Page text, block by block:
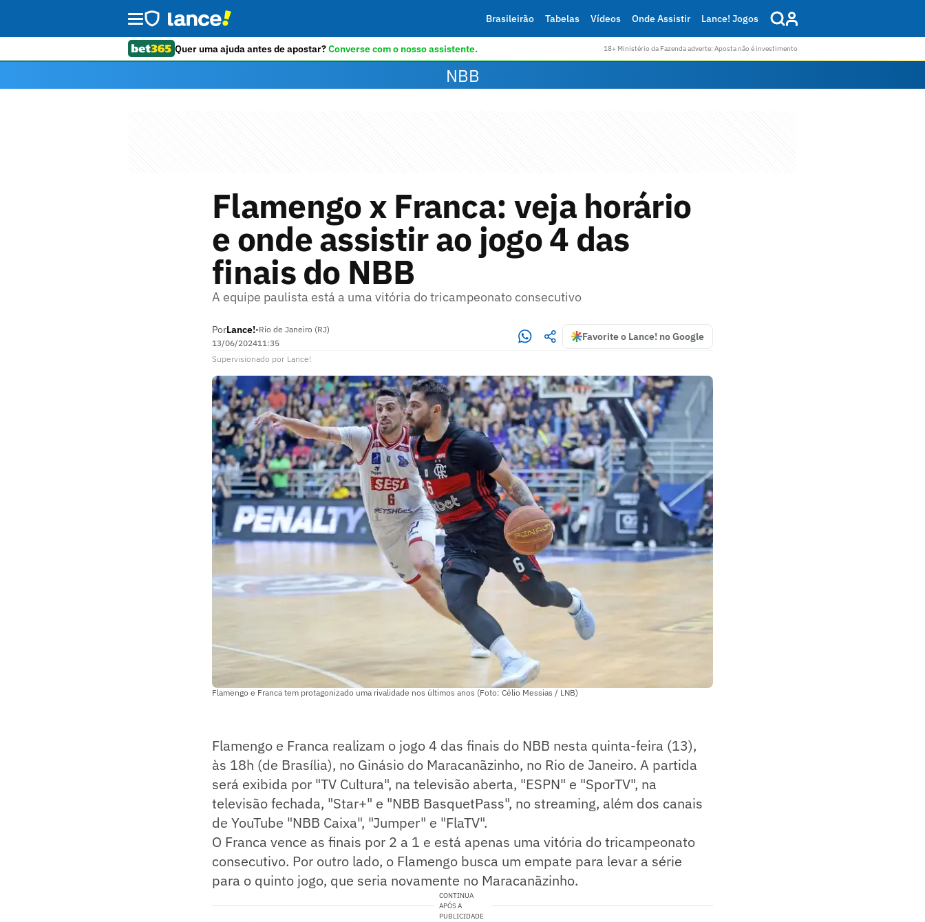
Brasileirão Tabelas Vídeos Onde Assistir Lance! Jogos
Quer uma ajuda antes de apostar?Converse com o nosso assistente. 18+ Ministério da Fazenda adverte: Aposta não é investimento
NBB
Flamengo x Franca: veja horário
e onde assistir ao jogo 4 das
finais do NBB
A equipe paulista está a uma vitória do tricampeonato consecutivo
PorLance!•Rio de Janeiro (RJ)
13/06/202411:35
Favorite o Lance! no Google
Supervisionado por Lance!
Flamengo e Franca tem protagonizado uma rivalidade nos últimos anos (Foto: Célio Messias / LNB)
Flamengo e Franca realizam o jogo 4 das finais do NBB nesta quinta-feira (13),
às 18h (de Brasília), no Ginásio do Maracanãzinho, no Rio de Janeiro. A partida
será exibida por "TV Cultura", na televisão aberta, "ESPN" e "SporTV", na
televisão fechada, "Star+" e "NBB BasquetPass", no streaming, além dos canais
de YouTube "NBB Caixa", "Jumper" e "FlaTV".
O Franca vence as finais por 2 a 1 e está apenas uma vitória do tricampeonato
consecutivo. Por outro lado, o Flamengo busca um empate para levar a série
para o quinto jogo, que seria novamente no Maracanãzinho.
CONTINUA
APÓS A
PUBLICIDADE